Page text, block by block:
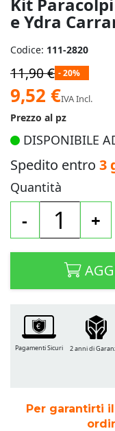
Kit
e Ydra
Codice: 111-2820
11,90 € - 20%
Prezzo
speciale
9,52 €IVA Incl.
Prezzo al pz
DISPONIBILE
Spedito entro 3
Quantità
- +
Per garantirti
Pagamenti Sicuri 2 anni di